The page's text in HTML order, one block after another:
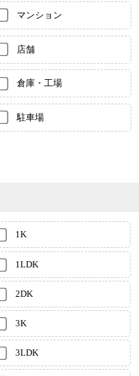
マンション
店舗
倉庫・工場
駐車場
1K
1LDK
2DK
3K
3LDK